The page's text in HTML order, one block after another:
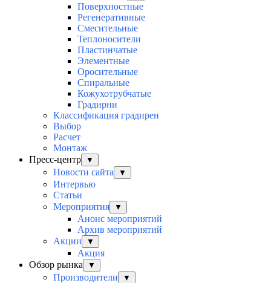
Поверхностные
Регенеративные
Смесительные
Теплоносители
Пластинчатые
Элементные
Оросительные
Спиральные
Кожухотрубчатые
Градирни
Классификация градирен
Выбор
Расчет
Монтаж
Пресс-центр
▼
Новости сайта ▼
Интервью
Статьи
Мероприятия
▼
Анонс мероприятий
Архив мероприятий
Акции
▼
Акция
Обзор рынка
▼
Производители ▼